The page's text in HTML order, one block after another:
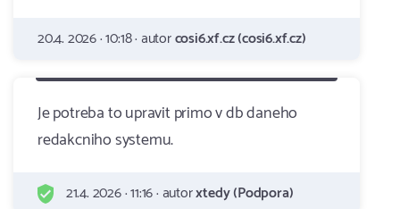
20.4. 2026 · 10:18 · autorcosi6.xf.cz (cosi6.xf.cz)
Je potreba to upravit primo v db daneho
redakcniho systemu.
21.4. 2026 · 11:16 · autorxtedy (Podpora)